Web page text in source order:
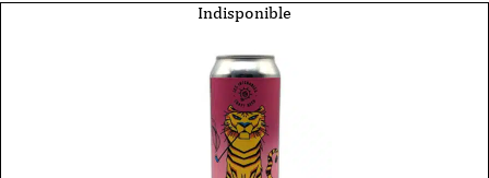
Indisponible